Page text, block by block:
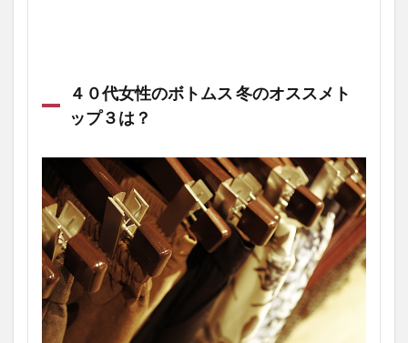
４０代女性のボトムス 冬のオススメト
ップ３は？